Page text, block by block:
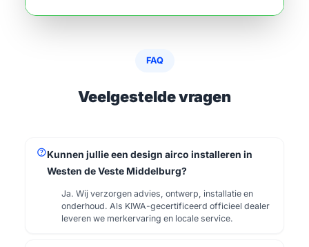
FAQ
Veelgestelde vragen
helpKunnen jullie een design airco installeren in
Westen de Veste Middelburg?
Ja. Wij verzorgen advies, ontwerp, installatie en
onderhoud. Als KIWA-gecertificeerd officieel dealer
leveren we merkervaring en locale service.